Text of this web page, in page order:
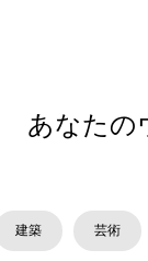
あなたの
建築 芸術